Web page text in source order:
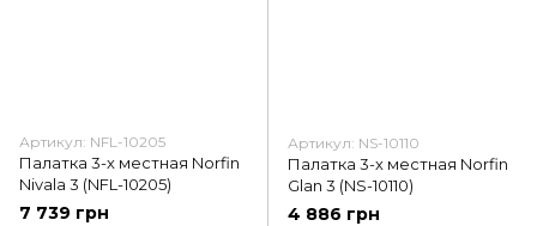
Артикул: NFL-10205
Палатка 3-х местная Norfin
Nivala 3 (NFL-10205)
7 739 грн
Артикул: NS-10110
Палатка 3-х местная Norfin
Glan 3 (NS-10110)
4 886 грн